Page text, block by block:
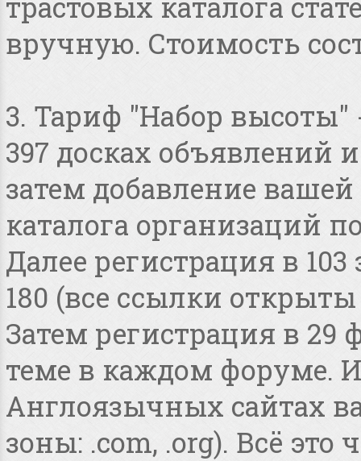
вручную. Стоимость
3. Тариф "Набор
397 досках объявлений
затем добавление
каталога организаций
Далее регистрация в
180 (все ссылки
Затем регистрация в 29
теме в каждом форуме.
Англоязычных сайтах
зоны: .com, .org). Всё это